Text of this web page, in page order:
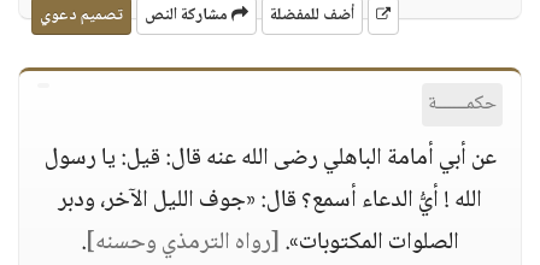
أضف للمفضلة مشاركة النص تصميم دعوي
حكمــــــة
عن أبي أمامة الباهلي رضى الله عنه قال: قيل: يا رسول
الله ! أيُّ الدعاء أسمع؟ قال: «جوف الليل الآخر، ودبر
الصلوات المكتوبات».[رواه الترمذي وحسنه].